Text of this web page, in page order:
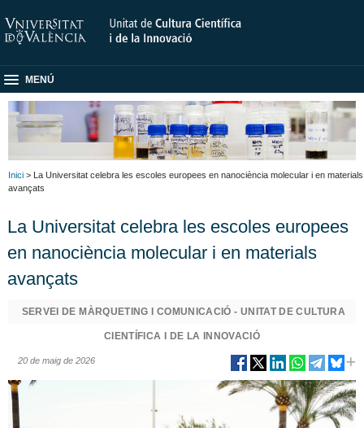
MENÚ
Inici > La Universitat celebra les escoles europees en nanociència molecular i en materials
avançats
La Universitat celebra les escoles europees
en nanociència molecular i en materials
avançats
SERVEI DE MÀRQUETING I COMUNICACIÓ - UNITAT DE CULTURA
CIENTÍFICA I DE LA INNOVACIÓ
20 de maig de 2026